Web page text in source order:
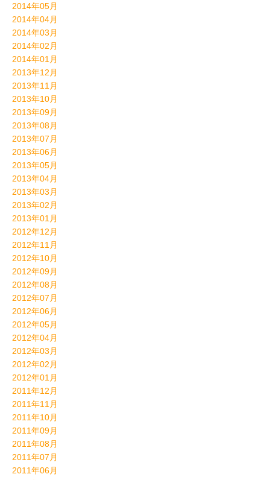
2014年05月
2014年04月
2014年03月
2014年02月
2014年01月
2013年12月
2013年11月
2013年10月
2013年09月
2013年08月
2013年07月
2013年06月
2013年05月
2013年04月
2013年03月
2013年02月
2013年01月
2012年12月
2012年11月
2012年10月
2012年09月
2012年08月
2012年07月
2012年06月
2012年05月
2012年04月
2012年03月
2012年02月
2012年01月
2011年12月
2011年11月
2011年10月
2011年09月
2011年08月
2011年07月
2011年06月